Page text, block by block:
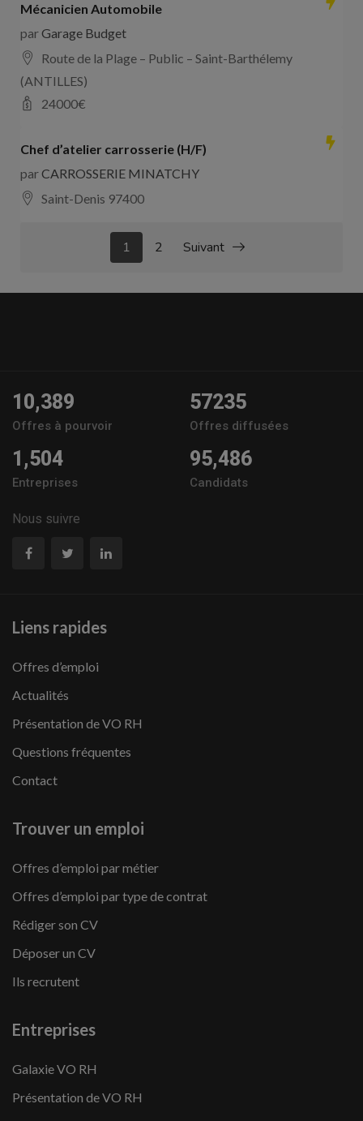
Mécanicien Automobile
parGarage Budget
Route de la Plage – Public – Saint-Barthélemy
(ANTILLES)
24000€
Chef d’atelier carrosserie (H/F)
parCARROSSERIE MINATCHY
Saint-Denis 97400
1 2 Suivant
10,389
Offres à pourvoir
57235
Offres diffusées
1,504
Entreprises
95,486
Candidats
Nous suivre
Liens rapides
Offres d’emploi
Actualités
Présentation de VO RH
Questions fréquentes
Contact
Trouver un emploi
Offres d’emploi par métier
Offres d’emploi par type de contrat
Rédiger son CV
Déposer un CV
Ils recrutent
Entreprises
Galaxie VO RH
Présentation de VO RH